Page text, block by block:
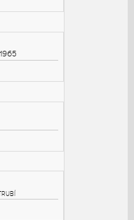
BLOKY
TEE-
T-spojky,
BS1965